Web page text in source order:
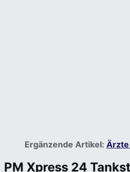
Ergänzende Artikel:
PM Xpress 24